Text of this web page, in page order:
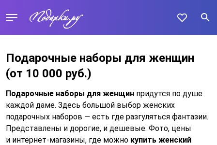
Подарочные наборы для женщин
(от 10 000 руб.)
Подарочные наборы для женщин придутся по душе
каждой даме. Здесь большой выбор женских
подарочных наборов — есть где разгуляться фантазии.
Представлены и дорогие, и дешевые. Фото, цены
и интернет-магазины, где можно купить женский